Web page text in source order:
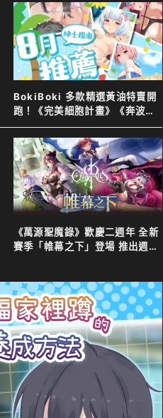
BokiBoki 多款精選黃油特賣開
跑！《完美細胞計畫》《奔波的
綾子小姐》等新舊作下殺７８
折！
《萬源聖魔錄》歡慶二週年 全新
賽季「帷幕之下」登場 推出週年